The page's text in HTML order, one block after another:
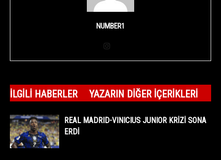
NUMBER1
İLGILI HABERLER YAZARIN DIĞER İÇERIKLERI
REAL MADRID-VINICIUS JUNIOR KRİZİ SONA
ERDİ